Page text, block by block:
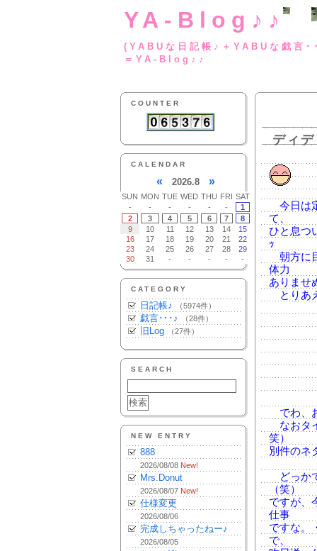
YA-Blog♪♪
(YABUな日記帳♪
＝YA-Blog♪♪
COUNTER
CALENDAR
« 2026.8 »
SUN MON TUE WED THU FRI SAT
-
- - - - -
1
2
3 4 5 6 7
8
9
10 11 12 13 14
15
16
17 18 19 20 21
22
23
24 25 26 27 28
29
30
31 - - - - -
CATEGORY
日記帳♪ （5974件）
戯言･･･♪ （28件）
旧Log （27件）
SEARCH
NEW ENTRY
888
2026/08/08 New!
Mrs.Donut
2026/08/07 New!
仕様変更
2026/08/06
完成しちゃったねー♪
2026/08/05
ディ
今日は
て、
ひと息つ
ｯ
朝方に
体力
ありませ
とりあ
でわ、
なおタ
笑）
別件のネ
どっか
（笑）
ですが、
仕事
ですな。
で、